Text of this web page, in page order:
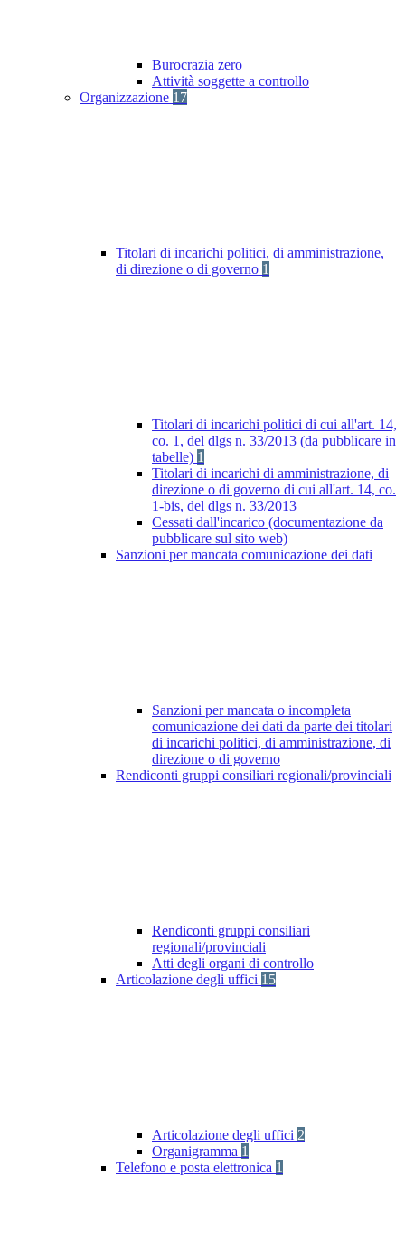
Burocrazia zero
Attività soggette a controllo
Organizzazione 17
Titolari di incarichi politici, di amministrazione,
di direzione o di governo 1
Titolari di incarichi politici di cui all'art. 14,
co. 1, del dlgs n. 33/2013 (da pubblicare in
tabelle) 1
Titolari di incarichi di amministrazione, di
direzione o di governo di cui all'art. 14, co.
1-bis, del dlgs n. 33/2013
Cessati dall'incarico (documentazione da
pubblicare sul sito web)
Sanzioni per mancata comunicazione dei dati
Sanzioni per mancata o incompleta
comunicazione dei dati da parte dei titolari
di incarichi politici, di amministrazione, di
direzione o di governo
Rendiconti gruppi consiliari regionali/provinciali
Rendiconti gruppi consiliari
regionali/provinciali
Atti degli organi di controllo
Articolazione degli uffici 15
Articolazione degli uffici 2
Organigramma 1
Telefono e posta elettronica 1